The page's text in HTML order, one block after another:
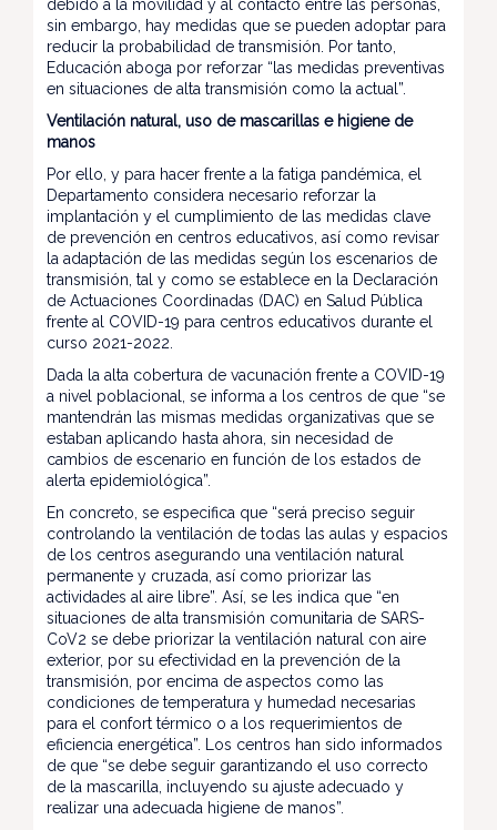
debido a la movilidad y al contacto entre las personas,
sin embargo, hay medidas que se pueden adoptar para
reducir la probabilidad de transmisión. Por tanto,
Educación aboga por reforzar “las medidas preventivas
en situaciones de alta transmisión como la actual”.
Ventilación natural, uso de mascarillas e higiene de
manos
Por ello, y para hacer frente a la fatiga pandémica, el
Departamento considera necesario reforzar la
implantación y el cumplimiento de las medidas clave
de prevención en centros educativos, así como revisar
la adaptación de las medidas según los escenarios de
transmisión, tal y como se establece en la Declaración
de Actuaciones Coordinadas (DAC) en Salud Pública
frente al COVID-19 para centros educativos durante el
curso 2021-2022.
Dada la alta cobertura de vacunación frente a COVID-19
a nivel poblacional, se informa a los centros de que “se
mantendrán las mismas medidas organizativas que se
estaban aplicando hasta ahora, sin necesidad de
cambios de escenario en función de los estados de
alerta epidemiológica”.
En concreto, se especifica que “será preciso seguir
controlando la ventilación de todas las aulas y espacios
de los centros asegurando una ventilación natural
permanente y cruzada, así como priorizar las
actividades al aire libre”. Así, se les indica que “en
situaciones de alta transmisión comunitaria de SARS-
CoV2 se debe priorizar la ventilación natural con aire
exterior, por su efectividad en la prevención de la
transmisión, por encima de aspectos como las
condiciones de temperatura y humedad necesarias
para el confort térmico o a los requerimientos de
eficiencia energética”. Los centros han sido informados
de que “se debe seguir garantizando el uso correcto
de la mascarilla, incluyendo su ajuste adecuado y
realizar una adecuada higiene de manos”.